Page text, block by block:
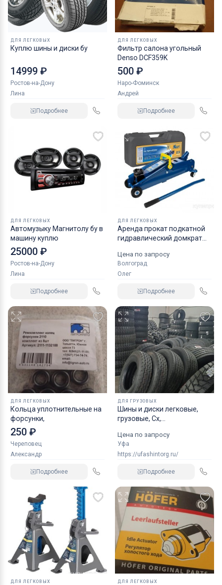
ДЛЯ ЛЕГКОВЫХ
Куплю шины и диски бу
14999 ₽
Ростов-на-Дону
Лина
Подробнее
ДЛЯ ЛЕГКОВЫХ
Фильтр салона угольный
Denso DCF359K
500 ₽
Наро-Фоминск
Андрей
Подробнее
ДЛЯ ЛЕГКОВЫХ
Автомузыку Магнитолу бу в
машину куплю
25000 ₽
Ростов-на-Дону
Лина
Подробнее
ДЛЯ ЛЕГКОВЫХ
Аренда прокат подкатной
гидравлический домкрат
Цена по запросу
Волгоград
Олег
Подробнее
ДЛЯ ЛЕГКОВЫХ
Кольца уплотнительные на
форсунки,
250 ₽
Череповец
Александр
Подробнее
ДЛЯ ГРУЗОВЫХ
Шины и диски легковые,
грузовые, Сх,
Цена по запросу
Уфа
https://ufashintorg.ru/
Подробнее
ДЛЯ ЛЕГКОВЫХ ДЛЯ ЛЕГКОВЫХ